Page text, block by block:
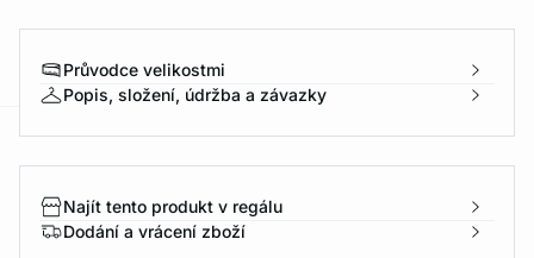
Průvodce velikostmi
Popis, složení, údržba a závazky
Najít tento produkt v regálu
Dodání a vrácení zboží